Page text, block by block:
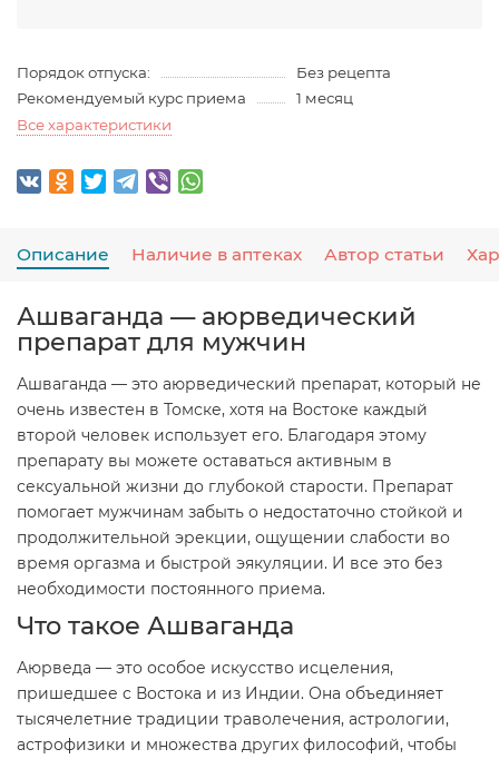
Порядок отпуска:
Без рецепта
Рекомендуемый курс приема
1 месяц
Все характеристики
Описание Наличие в аптеках Автор статьи
Ашваганда — аюрведический
препарат для мужчин
Ашваганда — это аюрведический препарат, который не
очень известен в Томске, хотя на Востоке каждый
второй человек использует его. Благодаря этому
препарату вы можете оставаться активным в
сексуальной жизни до глубокой старости. Препарат
помогает мужчинам забыть о недостаточно стойкой и
продолжительной эрекции, ощущении слабости во
время оргазма и быстрой эякуляции. И все это без
необходимости постоянного приема.
Что такое Ашваганда
Аюрведа — это особое искусство исцеления,
пришедшее с Востока и из Индии. Она объединяет
тысячелетние традиции траволечения, астрологии,
астрофизики и множества других философий, чтобы